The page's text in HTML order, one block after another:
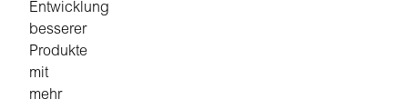
Entwicklung
besserer
Produkte
mit
mehr